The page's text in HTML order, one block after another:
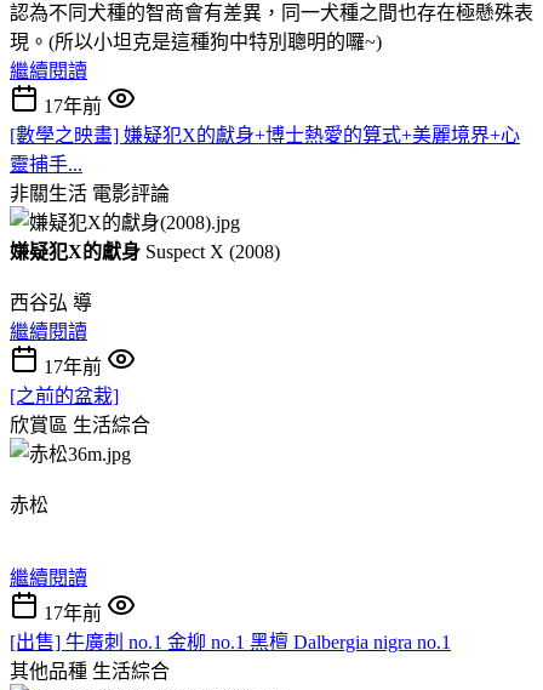
認為不同犬種的智商會有差異，同一犬種之間也存在極懸殊表
現。(所以小坦克是這種狗中特別聰明的囉~)
繼續閱讀
17年前
[數學之映畫] 嫌疑犯X的獻身+博士熱愛的算式+美麗境界+心
靈捕手...
非關生活 電影評論
嫌疑犯X的獻身 Suspect X (2008)
西谷弘 導
繼續閱讀
17年前
[之前的盆栽]
欣賞區 生活綜合
赤松
繼續閱讀
17年前
[出售] 牛廣刺 no.1 金柳 no.1 黑檀 Dalbergia nigra no.1
其他品種 生活綜合